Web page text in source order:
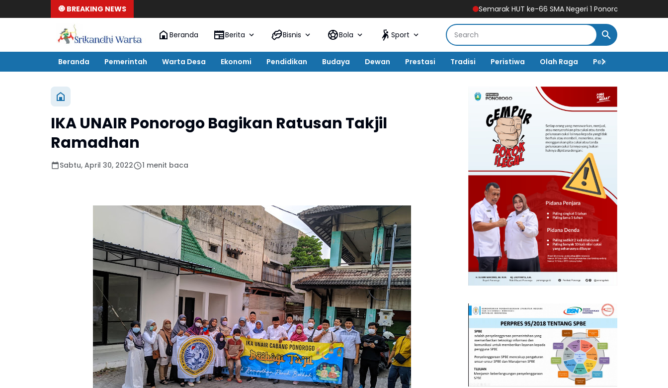
🧿 BREAKING NEWS Semarak HUT ke-66 SMA Negeri 1 Ponorogo Ditutup Meriah dengan
Beranda Berita Bisnis Bola Sport
Beranda Pemerintah Warta Desa Ekonomi Pendidikan Budaya Dewan Prestasi Tradisi Peristiwa Olah Raga Pembangunan
IKA UNAIR Ponorogo Bagikan Ratusan Takjil
Ramadhan
Sabtu, April 30, 2022 1 menit baca